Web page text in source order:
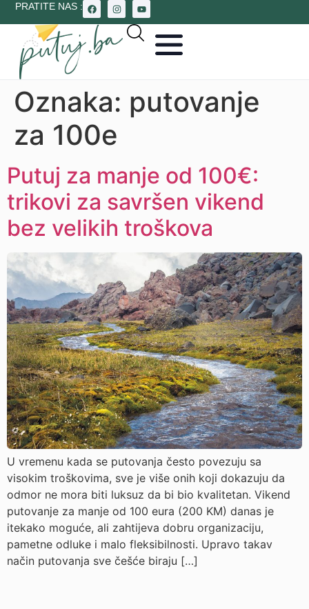
PRATITE NAS :
Oznaka: putovanje
za 100e
Putuj za manje od 100€:
trikovi za savršen vikend
bez velikih troškova
U vremenu kada se putovanja često povezuju sa
visokim troškovima, sve je više onih koji dokazuju da
odmor ne mora biti luksuz da bi bio kvalitetan. Vikend
putovanje za manje od 100 eura (200 KM) danas je
itekako moguće, ali zahtijeva dobru organizaciju,
pametne odluke i malo fleksibilnosti. Upravo takav
način putovanja sve češće biraju […]